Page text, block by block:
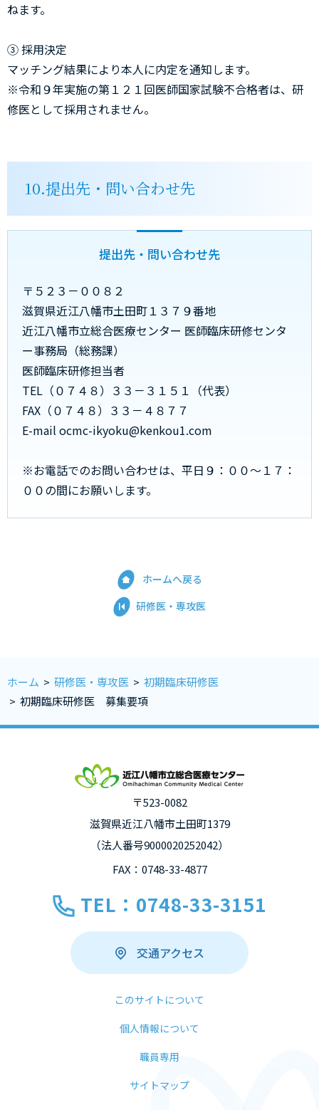
ねます。
③ 採用決定
マッチング結果により本人に内定を通知します。
※令和９年実施の第１２１回医師国家試験不合格者は、研
修医として採用されません。
10.提出先・問い合わせ先
提出先・問い合わせ先
〒５２３－００８２
滋賀県近江八幡市土田町１３７９番地
近江八幡市立総合医療センター 医師臨床研修センタ
ー事務局（総務課）
医師臨床研修担当者
TEL（０７４８）３３－３１５１（代表）
FAX（０７４８）３３－４８７７
E-mail ocmc-ikyoku@kenkou1.com
※お電話でのお問い合わせは、平日９：００～１７：
００の間にお願いします。
研修医・専攻医
ホームへ戻る
ホーム > 研修医・専攻医 > 初期臨床研修医
> 初期臨床研修医 募集要項
〒523-0082
滋賀県近江八幡市土田町1379
（法人番号9000020252042）
FAX：0748-33-4877
TEL：0748-33-3151
交通アクセス
このサイトについて
個人情報について
職員専用
サイトマップ